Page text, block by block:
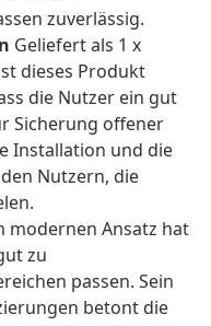
zuverlässig.
Geliefert als 1 x
dieses Produkt
die Nutzer ein gut
Sicherung offener
Installation und die
Nutzern, die
modernen Ansatz hat
zu
passen. Sein
betont die